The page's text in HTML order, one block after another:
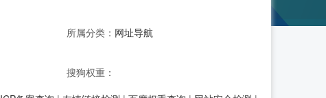
所属分类： 网址导航
搜狗权重：